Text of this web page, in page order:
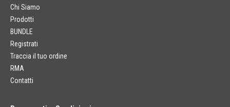
Chi Siamo
Prodotti
BUNDLE
Registrati
Traccia il tuo ordine
RMA
Contatti